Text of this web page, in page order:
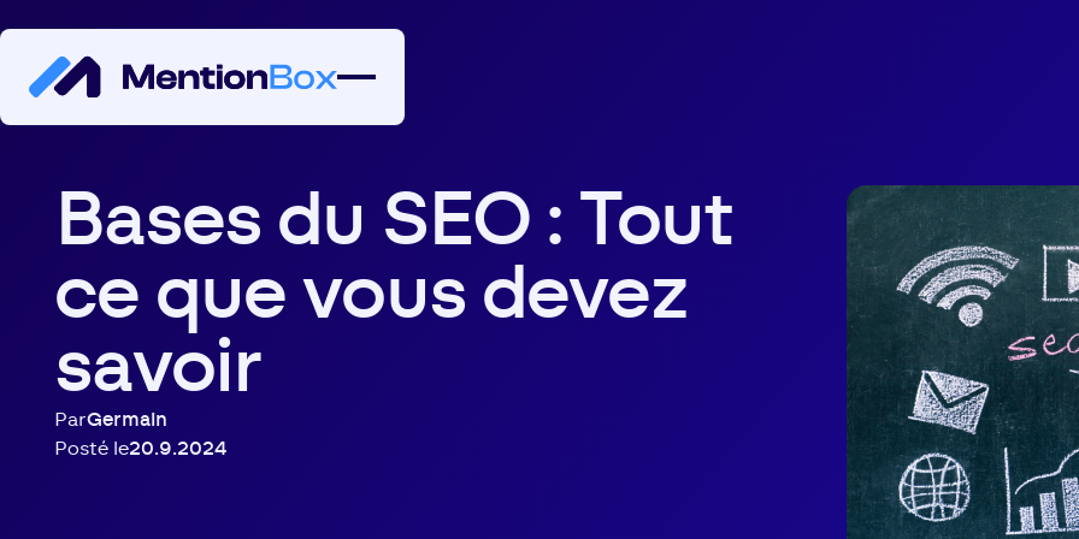
Bases du SEO : Tout
ce que vous devez
savoir
ParGermain
Posté le20.9.2024